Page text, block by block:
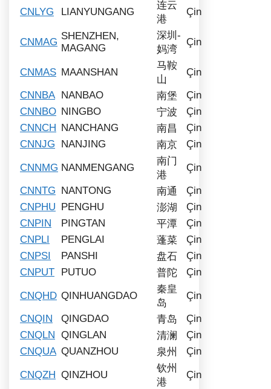
CNLYG LIANYUNGANG
连云
港
Çin
CNMAG
SHENZHEN,
MAGANG
深圳-
妈湾
Çin
CNMAS MAANSHAN
马鞍
山
Çin
CNNBA
NANBAO 南堡
Çin
CNNBO NINGBO 宁波
Çin
CNNCH
NANCHANG 南昌
Çin
CNNJG
NANJING 南京 Çin
CNNMG NANMENGANG
南门
港
Çin
CNNTG
NANTONG 南通
Çin
CNPHU
PENGHU 澎湖
Çin
CNPIN
PINGTAN 平潭
Çin
CNPLI
PENGLAI 蓬菜
Çin
CNPSI
PANSHI 盘石
Çin
CNPUT
PUTUO 普陀 Çin
CNQHD QINHUANGDAO
秦皇
岛
Çin
CNQIN
QINGDAO 青岛
Çin
CNQLN
QINGLAN 清澜
Çin
CNQUA QUANZHOU 泉州 Çin
CNQZH QINZHOU
钦州
港
Çin